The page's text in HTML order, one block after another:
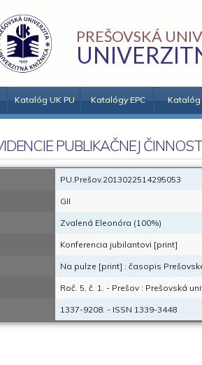
PREŠOVSKÁ
Katalóg UK PU Katalógy EPC Katalóg
PUBLIKAČNEJ
PU.Prešov.2013022514295053
GII
Zvalená Eleonóra (100%)
Konferencia jubilantovi [print]
Na pulze [print] : časopis
Roč. 5, č. 1. - Prešov : Prešovská
1337-9208. - ISSN 1339-3448